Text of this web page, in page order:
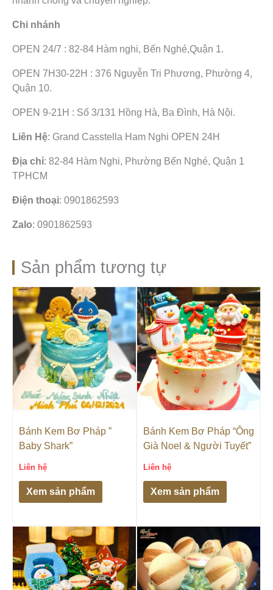
Chi nhánh
OPEN 24/7 : 82-84 Hàm nghi, Bến Nghé,Quận 1.
OPEN 7H30-22H : 376 Nguyễn Tri Phương, Phường 4,
Quận 10.
OPEN 9-21H : Số 3/131 Hồng Hà, Ba Đình, Hà Nội.
Liên Hệ: Grand Casstella Ham Nghi OPEN 24H
Địa chỉ: 82-84 Hàm Nghi, Phường Bến Nghé, Quận 1
TPHCM
Điện thoại: 0901862593
Zalo: 0901862593
Sản phẩm tương tự
Bánh Kem Bơ Pháp ”
Baby Shark”
Liên hệ
Xem sản phẩm
Bánh Kem Bơ Pháp “Ông
Già Noel & Người Tuyết”
Liên hệ
Xem sản phẩm